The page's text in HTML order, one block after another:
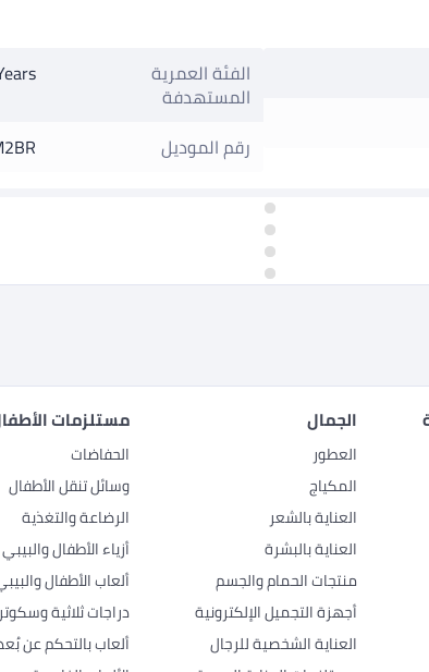
الفئة العمرية
المستهدفة
رقم الموديل
الجمال
العطور
المكياج
العناية بالشعر
العناية بالبشرة
منتجات الحمام والجسم
أجهزة التجميل الإلكترونية
العناية الشخصية للرجال
مستلزمات
الحفاضات
وسائل تنقل الأطفال
الرضاعة والتغذية
أزياء الأطفال والبيبي
ألعاب الأطفال
دراجات ثلاثية
ألعاب بالتحكم عن